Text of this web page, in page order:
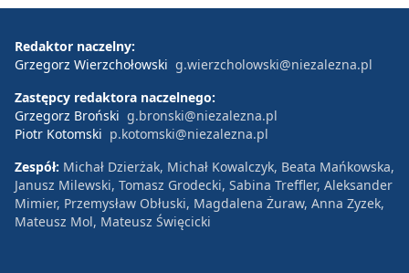
Redaktor naczelny:
Grzegorz Wierzchołowski g.wierzcholowski@niezalezna.pl
Zastępcy redaktora naczelnego:
Grzegorz Broński g.bronski@niezalezna.pl
Piotr Kotomski p.kotomski@niezalezna.pl
Zespół: Michał Dzierżak, Michał Kowalczyk, Beata Mańkowska,
Janusz Milewski, Tomasz Grodecki, Sabina Treffler, Aleksander
Mimier, Przemysław Obłuski, Magdalena Żuraw, Anna Zyzek,
Mateusz Mol, Mateusz Święcicki